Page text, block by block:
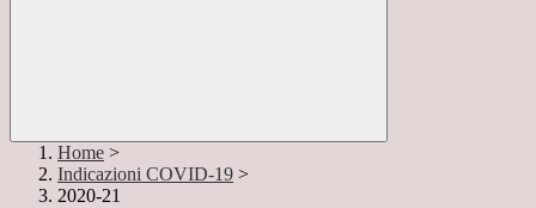
Home >
Indicazioni COVID-19 >
2020-21